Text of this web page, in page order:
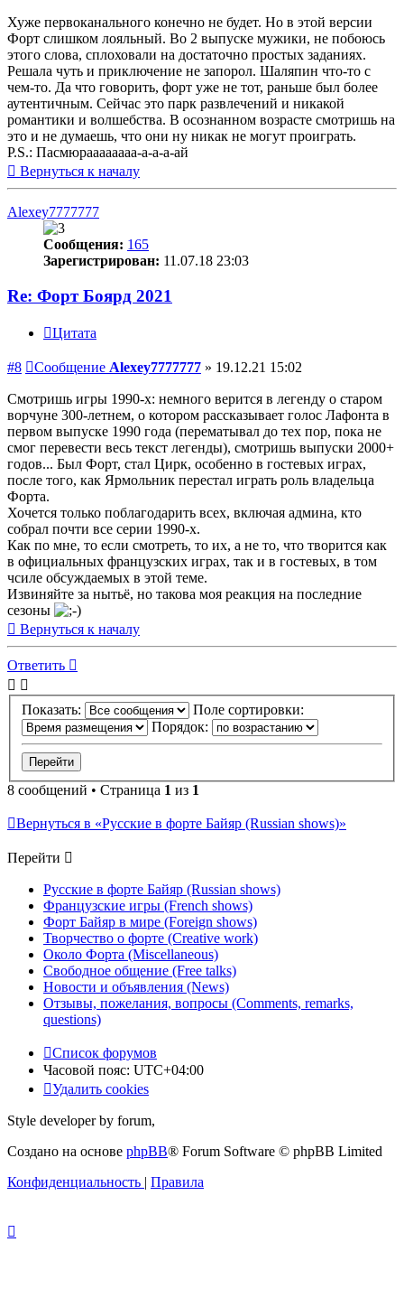
Хуже первоканального конечно не будет. Но в этой версии
Форт слишком лояльный. Во 2 выпуске мужики, не побоюсь
этого слова, сплоховали на достаточно простых заданиях.
Решала чуть и приключение не запорол. Шаляпин что-то с
чем-то. Да что говорить, форт уже не тот, раньше был более
аутентичным. Сейчас это парк развлечений и никакой
романтики и волшебства. В осознанном возрасте смотришь на
это и не думаешь, что они ну никак не могут проиграть.
P.S.: Пасмюраааааааа-а-а-а-ай
Вернуться к началу
Alexey7777777
Сообщения: 165
Зарегистрирован: 11.07.18 23:03
Re: Форт Боярд 2021
Цитата
#8 Сообщение Alexey7777777 » 19.12.21 15:02
Смотришь игры 1990-х: немного верится в легенду о старом
ворчуне 300-летнем, о котором рассказывает голос Лафонта в
первом выпуске 1990 года (перематывал до тех пор, пока не
смог перевести весь текст легенды), смотришь выпуски 2000+
годов... Был Форт, стал Цирк, особенно в гостевых играх,
после того, как Ярмольник перестал играть роль владельца
Форта.
Хочется только поблагодарить всех, включая админа, кто
собрал почти все серии 1990-х.
Как по мне, то если смотреть, то их, а не то, что творится как
в официальных французских играх, так и в гостевых, в том
чсиле обсуждаемых в этой теме.
Извиняйте за нытьё, но такова моя реакция на последние
сезоны
Вернуться к началу
Ответить
Показать:
Поле сортировки:
Порядок:
8 сообщений • Страница 1 из 1
Вернуться в «Русские в форте Байяр (Russian shows)»
Перейти
Русские в форте Байяр (Russian shows)
Французские игры (French shows)
Форт Байяр в мире (Foreign shows)
Творчество о форте (Creative work)
Около Форта (Miscellaneous)
Свободное общение (Free talks)
Новости и объявления (News)
Отзывы, пожелания, вопросы (Comments, remarks,
questions)
Список форумов
Часовой пояс: UTC+04:00
Удалить cookies
Style developer by forum,
Создано на основе phpBB® Forum Software © phpBB Limited
Конфиденциальность | Правила